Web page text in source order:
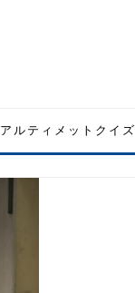
アルティメットクイズ